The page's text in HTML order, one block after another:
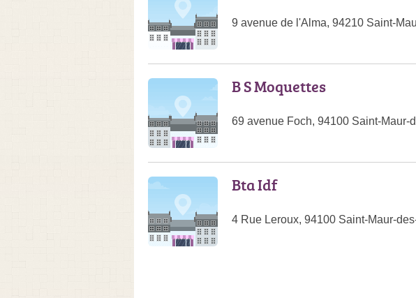
9 avenue de l'Alma, 94210 Saint-
B S Moquettes
69 avenue Foch, 94100 Saint-Maur-
Bta Idf
4 Rue Leroux, 94100 Saint-Maur-